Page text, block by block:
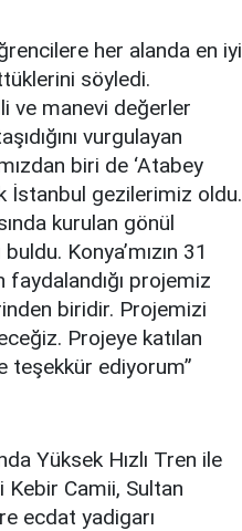
her alanda en iyi
söyledi.
ve manevi değerler
vurgulayan
biri de ‘Atabey
İstanbul gezilerimiz oldu.
kurulan gönül
Konya’mızın 31
projemiz
biridir. Projemizi
Projeye katılan
teşekkür ediyorum”
Yüksek Hızlı Tren ile
Kebir Camii, Sultan
ecdat yadigarı